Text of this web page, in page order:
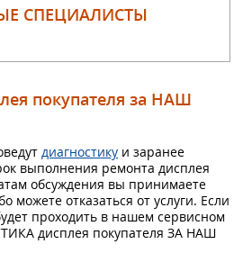
СПЕЦИАЛИСТЫ
покупателя за НАШ
диагностику и заранее
выполнения ремонта дисплея
обсуждения вы принимаете
можете отказаться от услуги. Если
проходить в нашем сервисном
дисплея покупателя ЗА НАШ